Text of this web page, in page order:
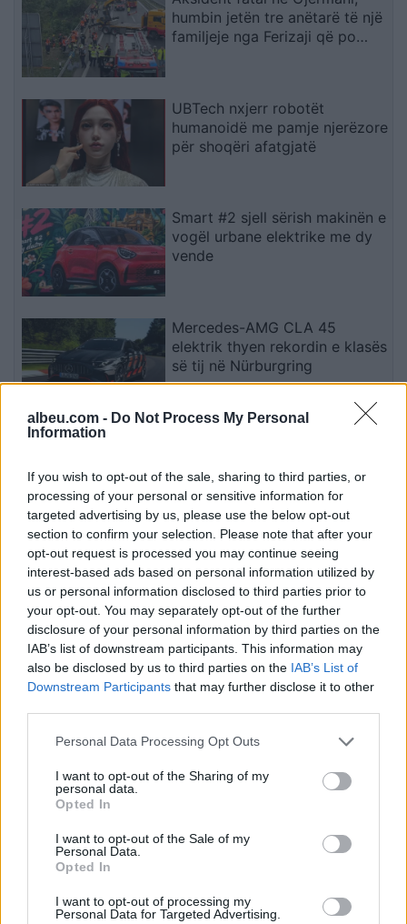
albeu.com - Do Not Process My Personal
Information
If you wish to opt-out of the sale, sharing to third parties, or
processing of your personal or sensitive information for
targeted advertising by us, please use the below opt-out
section to confirm your selection. Please note that after your
opt-out request is processed you may continue seeing
interest-based ads based on personal information utilized by
us or personal information disclosed to third parties prior to
your opt-out. You may separately opt-out of the further
disclosure of your personal information by third parties on the
IAB’s list of downstream participants. This information may
also be disclosed by us to third parties on the IAB’s List of
Downstream Participants that may further disclose it to other
Personal Data Processing Opt Outs
I want to opt-out of the Sharing of my
personal data.
Opted In
I want to opt-out of the Sale of my
Personal Data.
Opted In
I want to opt-out of processing my
Personal Data for Targeted Advertising.
humbin jetën tre anëtarë të një
familjeje nga Ferizaji që po
UBTech nxjerr robotët
humanoidë me pamje njerëzore
për shoqëri afatgjatë
Smart #2 sjell sërish makinën e
vogël urbane elektrike me dy
vende
Mercedes-AMG CLA 45
elektrik thyen rekordin e klasës
së tij në Nürburgring
në motin hapësinor dhe Tokë
Esim for Global
Esim for USA|Esim for Italy| Esim for Spain|Esim